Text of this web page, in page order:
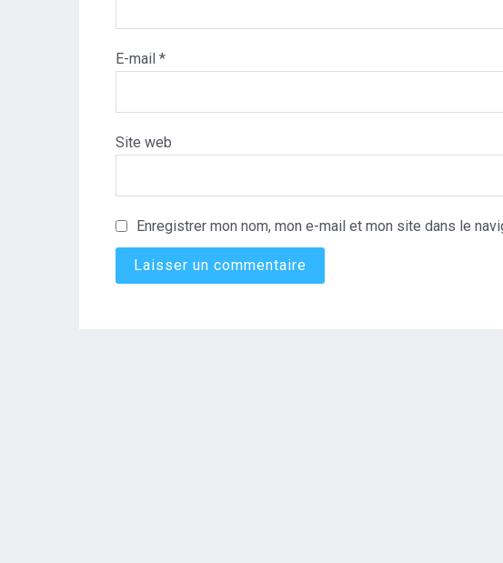
E-mail *
Site web
Enregistrer mon nom, mon e-mail et mon site dans le